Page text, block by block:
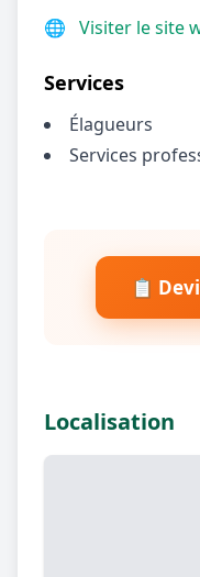
🌐 Visiter le site
Services
Élagueurs
Services
📋
Localisation